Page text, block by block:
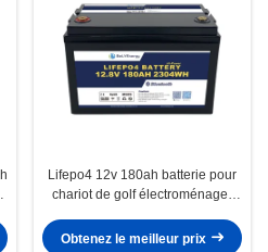
Lifepo4 12v 180ah batterie pour
chariot de golf électroménager
Obtenez le meilleur prix